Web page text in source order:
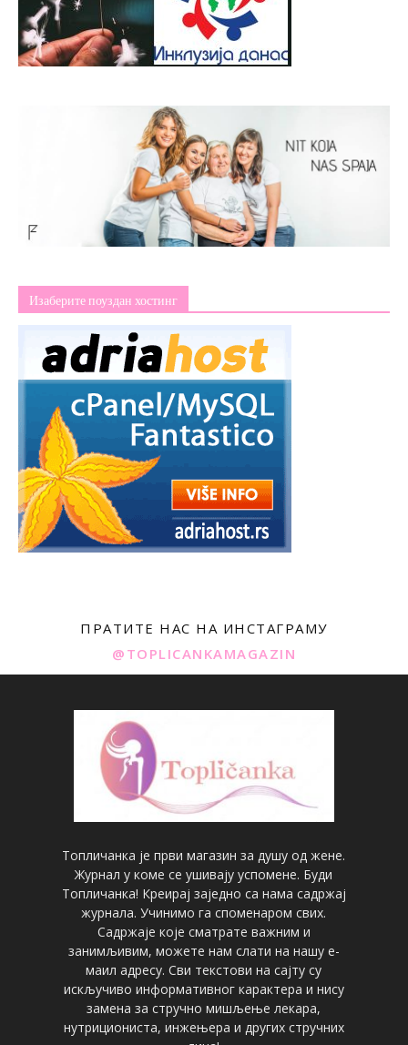
Изаберите поуздан хостинг
ПРАТИТЕ НАС НА ИНСТАГРАМУ
@TOPLICANKAMAGAZIN
Топличанка је први магазин за душу од жене.
Журнал у коме се ушивају успомене. Буди
Топличанка! Креирај заједно са нама садржај
журнала. Учинимо га споменаром свих.
Садржаје које сматрате важним и
занимљивим, можете нам слати на нашу е-
маил адресу. Сви текстови на сајту су
искључиво информативног карактера и нису
замена за стручно мишљење лекара,
нутрициониста, инжењера и других стручних